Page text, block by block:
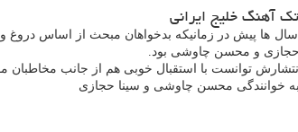
آهنگ خلیج ایرانی
ها پیش در زمانیکه بدخواهان مبحث از اساس دروغ و
حجازی و محسن چاوشی بود.
توانست با استقبال خوبی هم از جانب
خوانندگی محسن چاوشی و سینا حجازی